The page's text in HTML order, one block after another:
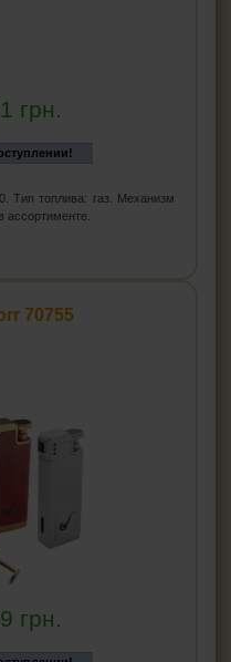
грн.
Тип топлива: газ. Механизм
ассортименте.
70755
грн.